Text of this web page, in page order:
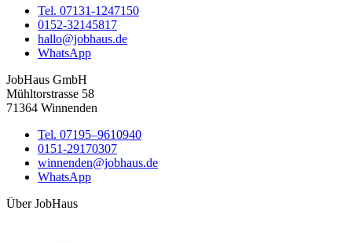
Tel. 07131-1247150
0152-32145817
hallo@jobhaus.de
WhatsApp
JobHaus GmbH
Mühltorstrasse 58
71364 Winnenden
Tel. 07195–9610940
0151-29170307
winnenden@jobhaus.de
WhatsApp
Über JobHaus